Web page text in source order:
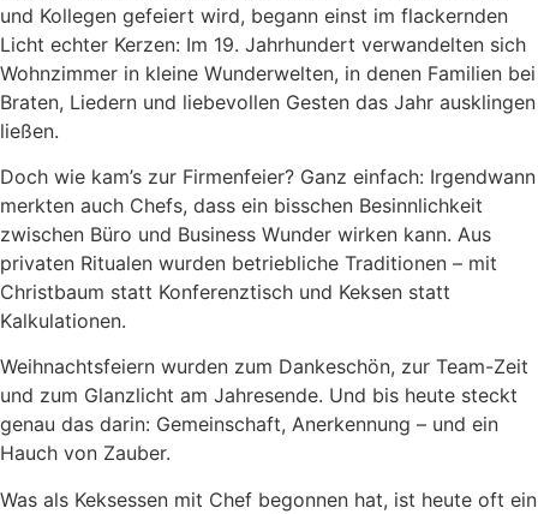
und Kollegen gefeiert wird, begann einst im flackernden
Licht echter Kerzen: Im 19. Jahrhundert verwandelten sich
Wohnzimmer in kleine Wunderwelten, in denen Familien bei
Braten, Liedern und liebevollen Gesten das Jahr ausklingen
ließen.
Doch wie kam’s zur Firmenfeier? Ganz einfach: Irgendwann
merkten auch Chefs, dass ein bisschen Besinnlichkeit
zwischen Büro und Business Wunder wirken kann. Aus
privaten Ritualen wurden betriebliche Traditionen – mit
Christbaum statt Konferenztisch und Keksen statt
Kalkulationen.
Weihnachtsfeiern wurden zum Dankeschön, zur Team-Zeit
und zum Glanzlicht am Jahresende. Und bis heute steckt
genau das darin: Gemeinschaft, Anerkennung – und ein
Hauch von Zauber.
Was als Keksessen mit Chef begonnen hat, ist heute oft ein